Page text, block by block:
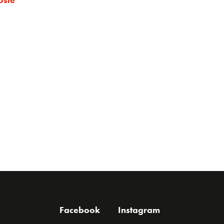
Facebook Instagram